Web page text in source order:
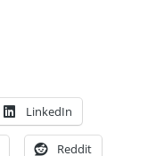
LinkedIn
Reddit